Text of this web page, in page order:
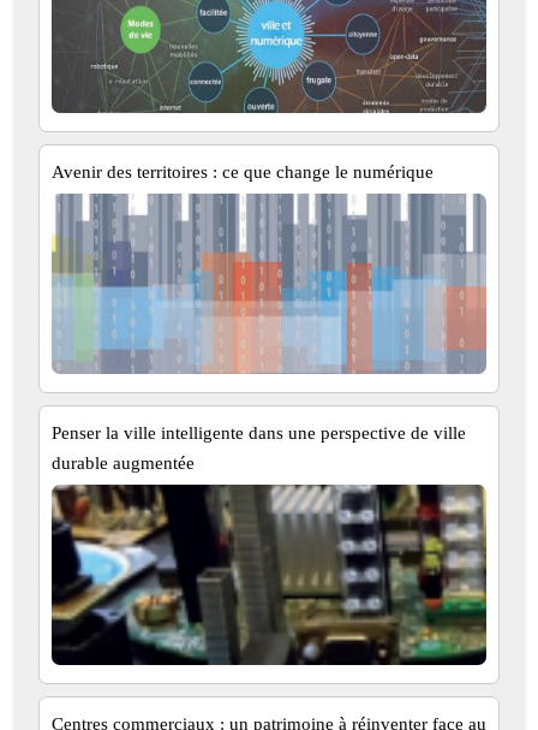
Avenir des territoires : ce que change le numérique
Penser la ville intelligente dans une perspective de ville
durable augmentée
Centres commerciaux : un patrimoine à réinventer face au